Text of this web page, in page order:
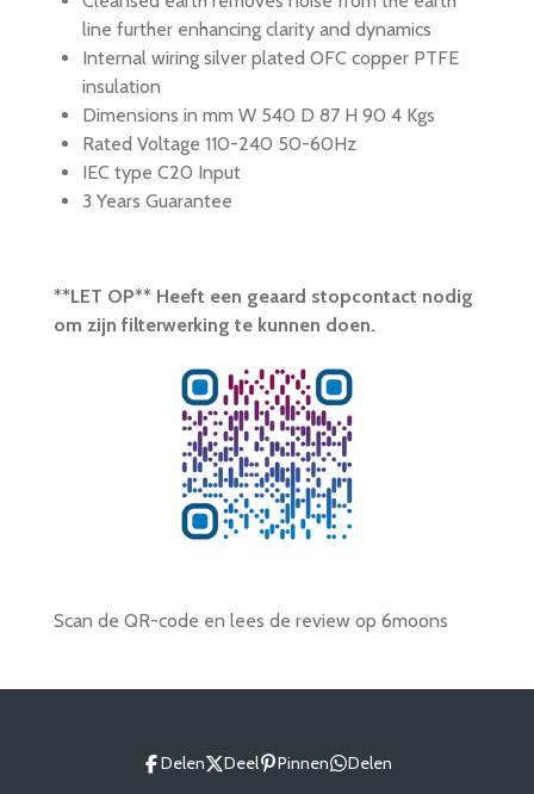
line further enhancing clarity and dynamics
Internal wiring silver plated OFC copper PTFE
insulation
Dimensions in mm W 540 D 87 H 90 4 Kgs
Rated Voltage 110-240 50-60Hz
IEC type C20 Input
3 Years Guarantee
**LET OP** Heeft een geaard stopcontact nodig
om zijn filterwerking te kunnen doen.
Scan de QR-code en lees de review op 6moons
Delen Deel Pinnen Delen